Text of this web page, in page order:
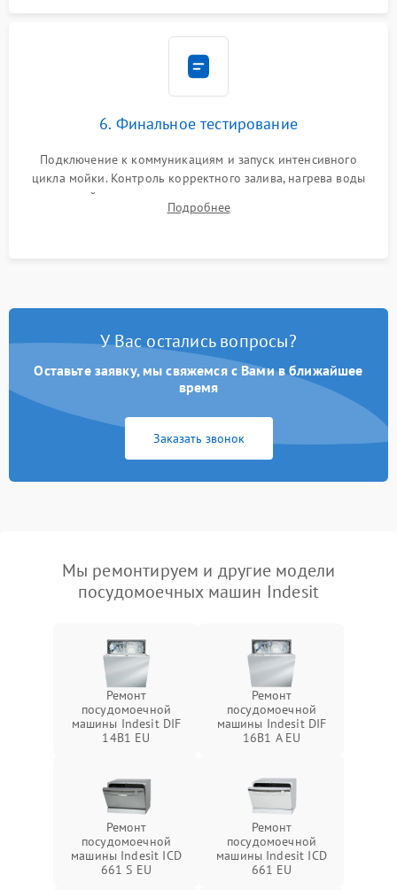
6. Финальное тестирование
Подключение к коммуникациям и запуск интенсивного
цикла мойки. Контроль корректного залива, нагрева воды
до нужной температуры, отсутствия посторонних шумов,
штатного слива и абсолютной сухости в поддоне.
Подробнее
У Вас остались вопросы?
Оставьте заявку, мы свяжемся с Вами в ближайшее
время
Заказать звонок
Мы ремонтируем и другие модели
посудомоечных машин Indesit
Ремонт
посудомоечной
машины Indesit DIF
14B1 EU
Ремонт
посудомоечной
машины Indesit DIF
16B1 A EU
Ремонт
посудомоечной
машины Indesit ICD
661 S EU
Ремонт
посудомоечной
машины Indesit ICD
661 EU